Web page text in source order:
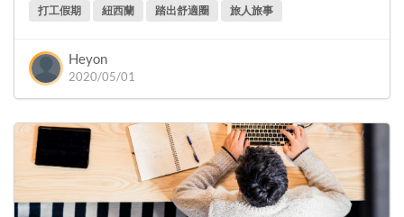
打工假期 紐西蘭 踏出舒適圈 旅人旅事
Heyon
2020/05/01